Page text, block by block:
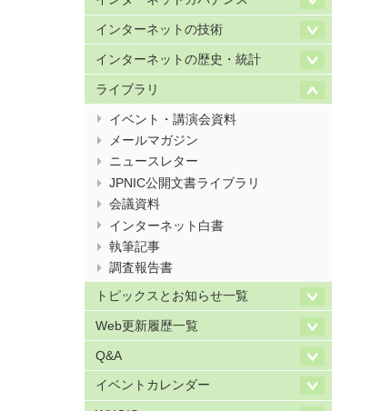
インターネットの技術
インターネットの歴史・統計
ライブラリ
イベント・講演会資料
メールマガジン
ニュースレター
JPNIC公開文書ライブラリ
会議資料
インターネット白書
執筆記事
調査報告書
トピックスとお知らせ一覧
Web更新履歴一覧
Q&A
イベントカレンダー